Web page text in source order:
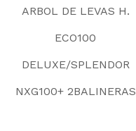
ARBOL DE LEVAS H.
ECO100
DELUXE/SPLENDOR
NXG100+ 2BALINERAS